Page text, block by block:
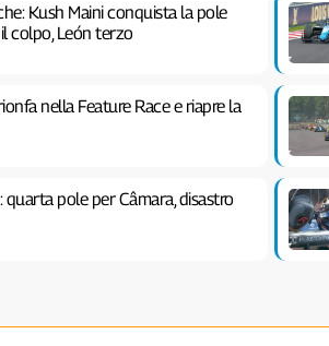
Kush Maini conquista la pole
colpo, León terzo
nella Feature Race e riapre la
pole per Câmara, disastro